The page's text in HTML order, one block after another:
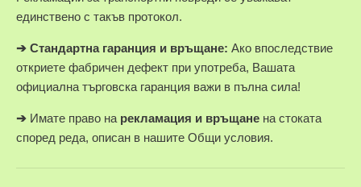
единствено с такъв протокол.
➔ Стандартна гаранция и връщане: Ако впоследствие
откриете фабричен дефект при употреба, Вашата
официална търговска гаранция важи в пълна сила!
➔ Имате право на рекламация и връщане на стоката
според реда, описан в нашите Общи условия.